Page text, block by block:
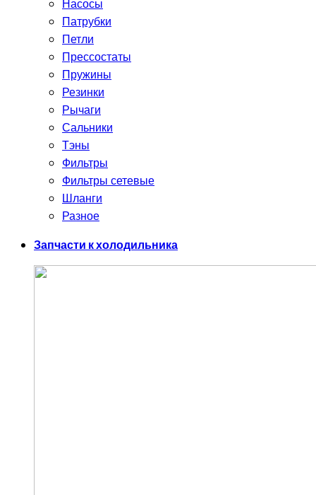
Насосы
Патрубки
Петли
Прессостаты
Пружины
Резинки
Рычаги
Сальники
Тэны
Фильтры
Фильтры сетевые
Шланги
Разное
Запчасти к холодильника